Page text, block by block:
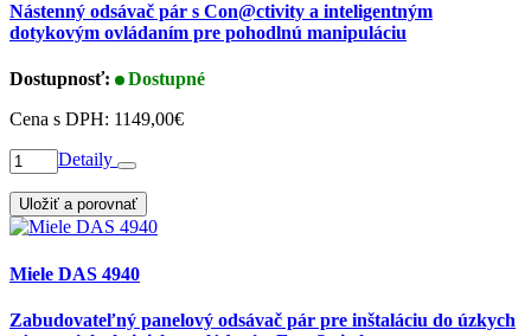
Nástenný odsávač pár s Con@ctivity a inteligentným
dotykovým ovládaním pre pohodlnú manipuláciu
Dostupnosť:
Dostupné
Cena s DPH: 1149,00€
Detaily
Uložiť a porovnať
Miele DAS 4940
Zabudovateľný panelový odsávač pár pre inštaláciu do úzkych